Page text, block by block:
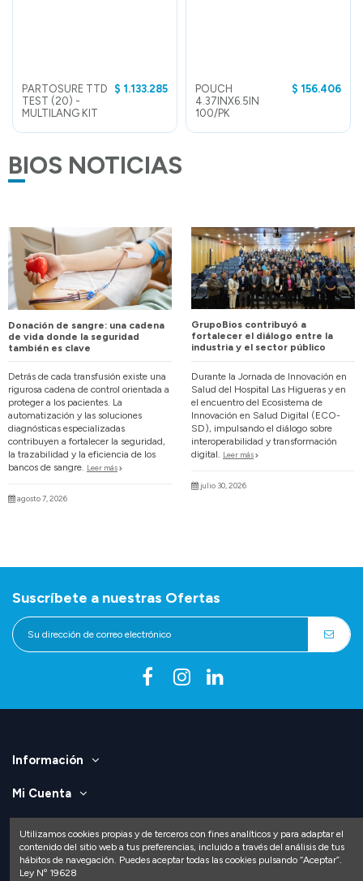
PARTOSURE TTD
TEST (20) -
MULTILANG KIT
$ 1.133.285
POUCH
4.37INX6.5IN
100/PK
$ 156.406
BIOS NOTICIAS
Donación de sangre: una cadena
de vida donde la seguridad
también es clave
Detrás de cada transfusión existe una
rigurosa cadena de control orientada a
proteger a los pacientes. La
automatización y las soluciones
diagnósticas especializadas
contribuyen a fortalecer la seguridad,
la trazabilidad y la eficiencia de los
bancos de sangre.
Leer más
agosto 7, 2026
GrupoBios contribuyó a
fortalecer el diálogo entre la
industria y el sector público
Durante la Jornada de Innovación en
Salud del Hospital Las Higueras y en
el encuentro del Ecosistema de
Innovación en Salud Digital (ECO-
SD), impulsando el diálogo sobre
interoperabilidad y transformación
digital.
Leer más
julio 30, 2026
Suscríbete a nuestras Ofertas
Información
Mi Cuenta
Utilizamos cookies propias y de terceros con fines analíticos y para adaptar el
contenido del sitio web a tus preferencias, incluido a través del análisis de tus
hábitos de navegación. Puedes aceptar todas las cookies pulsando “Aceptar”.
Ley Nº 19628